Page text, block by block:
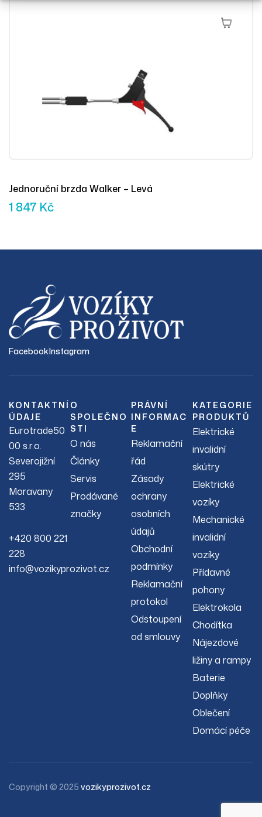
Přidat Do
Jednoruční brzda Walker – Levá
1 847 Kč
FacebookInstagram
KONTAKTNÍ
ÚDAJE
Eurotrade50
00 s.r.o.
Severojižní
295
Moravany
533
+420 800 221
228
info@vozikyprozivot.cz
O
SPOLEČNO
STI
O nás
Články
Servis
Prodávané
značky
PRÁVNÍ
INFORMAC
E
Reklamační
řád
Zásady
ochrany
osobních
údajů
Obchodní
podmínky
Reklamační
protokol
Odstoupení
od smlouvy
KATEGORIE
PRODUKTŮ
Elektrické
invalidní
skútry
Elektrické
vozíky
Mechanické
invalidní
vozíky
Přídavné
pohony
Elektrokola
Chodítka
Nájezdové
ližiny a rampy
Baterie
Doplňky
Oblečení
Domácí péče
Copyright © 2025 vozikyprozivot.cz